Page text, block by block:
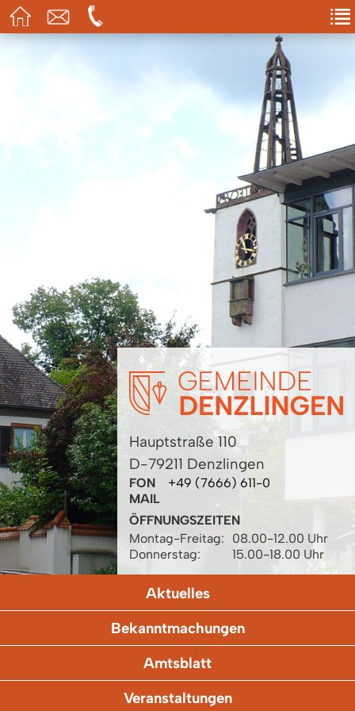
Hauptstraße 110
D-79211 Denzlingen
FON
+49 (7666) 611-0
MAIL
ÖFFNUNGSZEITEN
Montag-Freitag:
08.00-12.00 Uhr
Donnerstag:
15.00-18.00 Uhr
Aktuelles
Bekanntmachungen
Amtsblatt
Veranstaltungen